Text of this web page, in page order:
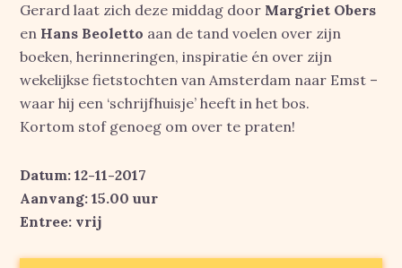
Gerard laat zich deze middag door Margriet Obers
en Hans Beoletto aan de tand voelen over zijn
boeken, herinneringen, inspiratie én over zijn
wekelijkse fietstochten van Amsterdam naar Emst –
waar hij een ‘schrijfhuisje’ heeft in het bos.
Kortom stof genoeg om over te praten!
Datum: 12-11-2017
Aanvang: 15.00 uur
Entree: vrij